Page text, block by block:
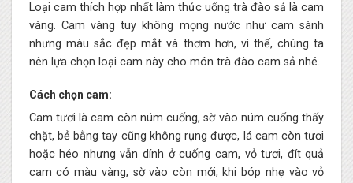
Loại cam thích hợp nhất làm thức uống trà đào sả là cam
vàng. Cam vàng tuy không mọng nước như cam sành
nhưng màu sắc đẹp mắt và thơm hơn, vì thế, chúng ta
nên lựa chọn loại cam này cho món trà đào cam sả nhé.
Cách chọn cam:
Cam tươi là cam còn núm cuống, sờ vào núm cuống thấy
chặt, bẻ bằng tay cũng không rụng được, lá cam còn tươi
hoặc héo nhưng vẫn dính ở cuống cam, vỏ tươi, đít quả
cam có màu vàng, sờ vào còn mới, khi bóp nhẹ vào vỏ